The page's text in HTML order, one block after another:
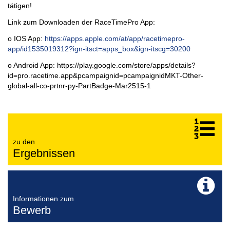
tätigen!
Link zum Downloaden der RaceTimePro App:
o IOS App: https://apps.apple.com/at/app/racetimepro-
app/id1535019312?ign-itsct=apps_box&ign-itscg=30200
o Android App: https://play.google.com/store/apps/details?
id=pro.racetime.app&pcampaignid=pcampaignidMKT-Other-
global-all-co-prtnr-py-PartBadge-Mar2515-1
zu den
Ergebnissen
Informationen zum
Bewerb